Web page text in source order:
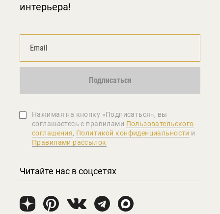
интерьера!
Подписаться
Нажимая на кнопку «Подписаться», вы
соглашаетеcь с правилами Пользовательского
соглашения, Политикой конфиденциальности и
Правилами рассылок
Читайте нас в соцсетях